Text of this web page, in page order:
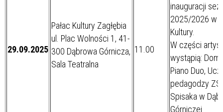
29.09.2025
Pałac Kultury Zagłębia
ul. Plac Wolności 1, 41-
300 Dąbrowa Górnicza,
Sala Teatralna
11.00
inauguracji
2025/2026 w
Kultury.
W części
wystąpią:
Piano Duo,
pedagodzy
Spisaka w
Górniczej